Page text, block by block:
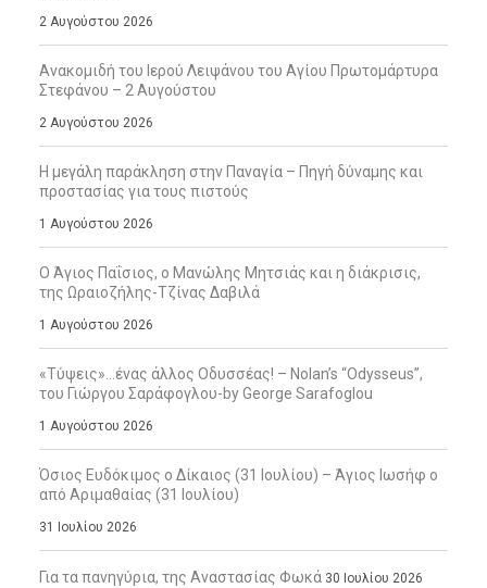
2 Αυγούστου 2026
Ανακομιδή του Ιερού Λειψάνου του Αγίου Πρωτομάρτυρα
Στεφάνου – 2 Αυγούστου
2 Αυγούστου 2026
Η μεγάλη παράκληση στην Παναγία – Πηγή δύναμης και
προστασίας για τους πιστούς
1 Αυγούστου 2026
Ο Άγιος Παΐσιος, ο Μανώλης Μητσιάς και η διάκρισις,
της Ωραιοζήλης-Τζίνας Δαβιλά
1 Αυγούστου 2026
«Τύψεις»…ένας άλλος Οδυσσέας! – Nolan’s “Odysseus”,
του Γιώργου Σαράφογλου-by George Sarafoglou
1 Αυγούστου 2026
Όσιος Ευδόκιμος ο Δίκαιος (31 Ιουλίου) – Άγιος Ιωσήφ ο
από Αριμαθαίας (31 Ιουλίου)
31 Ιουλίου 2026
Για τα πανηγύρια, της Αναστασίας Φωκά 30 Ιουλίου 2026